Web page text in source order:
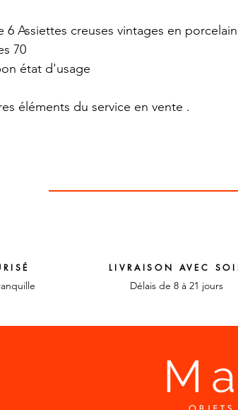
6 Assiettes creuses vintages en
70
état d'usage
éléments du service en vente .
LIVRAISON AVEC
Délais de 8 à 21 jours